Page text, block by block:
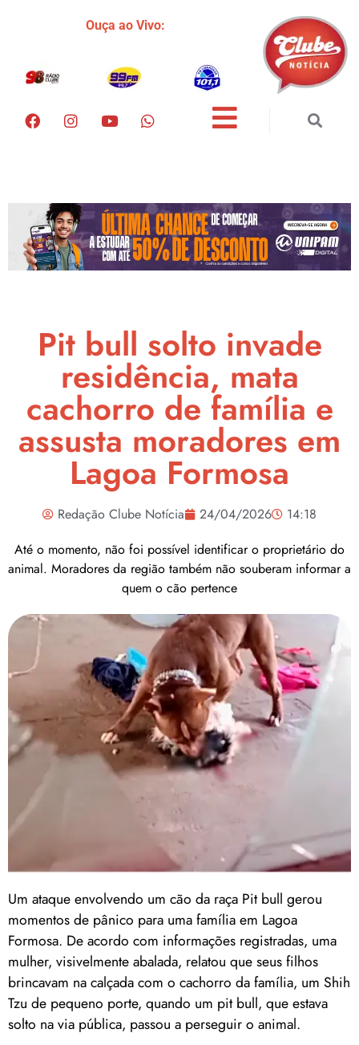
Ouça ao Vivo:
Pit bull solto invade
residência, mata
cachorro de família e
assusta moradores em
Lagoa Formosa
Redação Clube Notícia 24/04/2026
14:18
Até o momento, não foi possível identificar o proprietário do
animal. Moradores da região também não souberam informar a
quem o cão pertence
Um ataque envolvendo um cão da raça Pit bull gerou
momentos de pânico para uma família em Lagoa
Formosa. De acordo com informações registradas, uma
mulher, visivelmente abalada, relatou que seus filhos
brincavam na calçada com o cachorro da família, um Shih
Tzu de pequeno porte, quando um pit bull, que estava
solto na via pública, passou a perseguir o animal.